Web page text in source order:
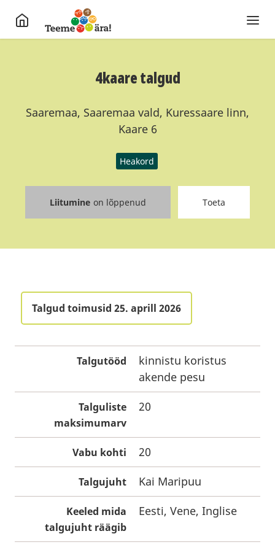
4kaare talgud
Saaremaa, Saaremaa vald, Kuressaare linn,
Kaare 6
Heakord
Liitumine on lõppenud Toeta
Talgud toimusid 25. aprill 2026
Talgutööd
kinnistu koristus
akende pesu
Talguliste
maksimumarv
20
Vabu kohti 20
Talgujuht Kai Maripuu
Keeled mida
talgujuht räägib
Eesti, Vene, Inglise